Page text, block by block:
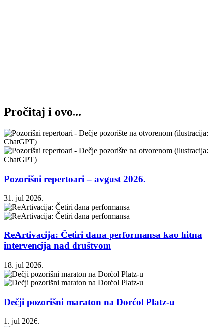
Pročitaj i ovo...
Pozorišni repertoari – avgust 2026.
31. jul 2026.
ReArtivacija: Četiri dana performansa kao hitna
intervencija nad društvom
18. jul 2026.
Dečji pozorišni maraton na Dorćol Platz-u
1. jul 2026.